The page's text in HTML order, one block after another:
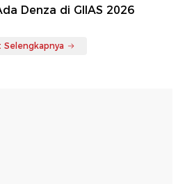
Denza di GIIAS 2026
Selengkapnya